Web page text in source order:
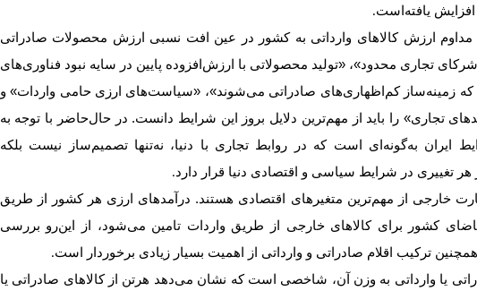
.
مداوم ارزش کالاهای وارداتی به کشور در عین افت نسبی ارزش محصولات صادراتی
تجاری محدود»، «تولید محصولاتی با ارزش‌‌‌‌‌افزوده پایین در سایه نبود فناوری‌های
زمینه‌‌‌‌‌ساز کم‌‌‌‌‌اظهاری‌‌‌‌‌های صادراتی می‌شوند»، «سیاست‌های ارزی حامی واردات» و
تجاری» را باید از مهم‌ترین دلایل بروز این شرایط دانست. در حال‌حاضر با توجه به
ایران به‌‌‌‌‌گونه‌‌‌‌‌ای است که در روابط تجاری با دنیا، نه‌‌‌‌‌تنها تصمیم‌ساز نیست بلکه
هر تغییری در شرایط سیاسی و اقتصادی دنیا قرار دارد.
خارجی از مهم‌ترین متغیرهای اقتصادی هستند. درآمدهای ارزی هر کشور از طریق
کشور برای کالاهای خارجی از طریق واردات تامین می‌شود، از این‌رو بررسی
ترکیب اقلام صادراتی و وارداتی از اهمیت بسیار زیادی برخوردار است.
یا وارداتی به وزن آن، شاخصی است که نشان می‌دهد هر‌تن از کالاهای صادراتی یا